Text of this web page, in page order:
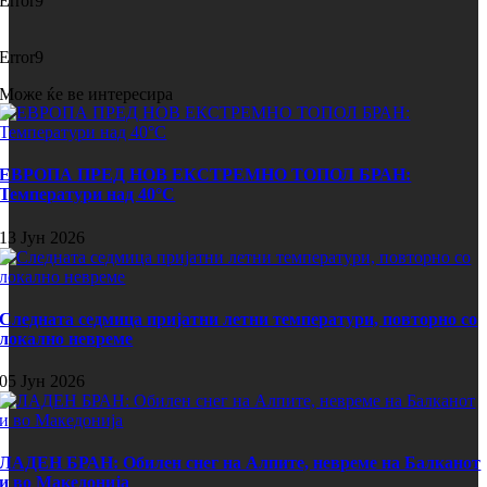
Error9
Може ќе ве интересира
ЕВРОПА ПРЕД НОВ ЕКСТРЕМНО ТОПОЛ БРАН:
Температури над 40°C
13 Јун 2026
Следната седмица пријатни летни температури, повторно со
локално невреме
05 Јун 2026
ЛАДЕН БРАН: Обилен снег на Алпите, невреме на Балканот
и во Македонија